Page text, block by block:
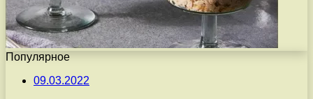
Популярное
09.03.2022